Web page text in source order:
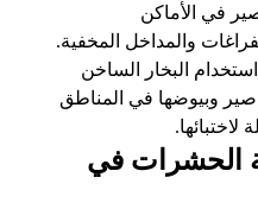
في الأماكن
والمداخل المخفية.
البخار الساخن
وبيوضها في المناطق
لاختبائها.
الحشرات في